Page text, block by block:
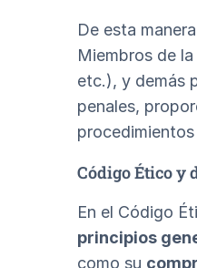
De esta
Miembros de
etc.), y demás
penales,
Código Ético y
En el Código
principios
como su